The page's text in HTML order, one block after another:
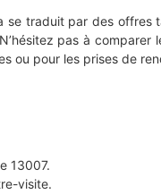
se traduit par des offres
pas à comparer
ou pour les prises de
13007.
visite.